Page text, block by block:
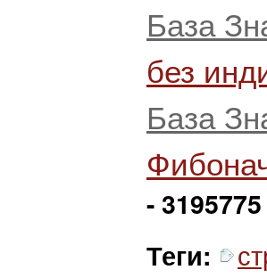
База
без
База
- 3195775
Теги: